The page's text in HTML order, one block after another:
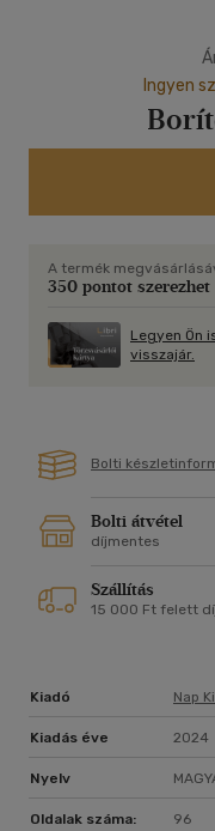
Ezt elmondhatjuk
könyvecskében közölt
Ház a sziklák alatt -
önéletrajzi ihletésű
Ingyen
A termék
350 pontot szerezhet
Legyen Ön
visszajár.
Bolti
Bolti átvétel
díjmentes
Szállítás
15 000 Ft felett
Kiadó Nap
Kiadás éve 2024
Nyelv
Oldalak száma: 96